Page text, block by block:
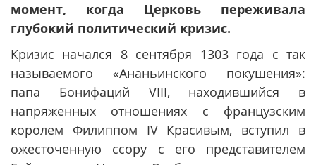
момент, когда Церковь переживала
глубокий политический кризис.
Кризис начался 8 сентября 1303 года с так
называемого «Ананьинского покушения»:
папа Бонифаций VIII, находившийся в
напряженных отношениях с французским
королем Филиппом IV Красивым, вступил в
ожесточенную ссору с его представителем